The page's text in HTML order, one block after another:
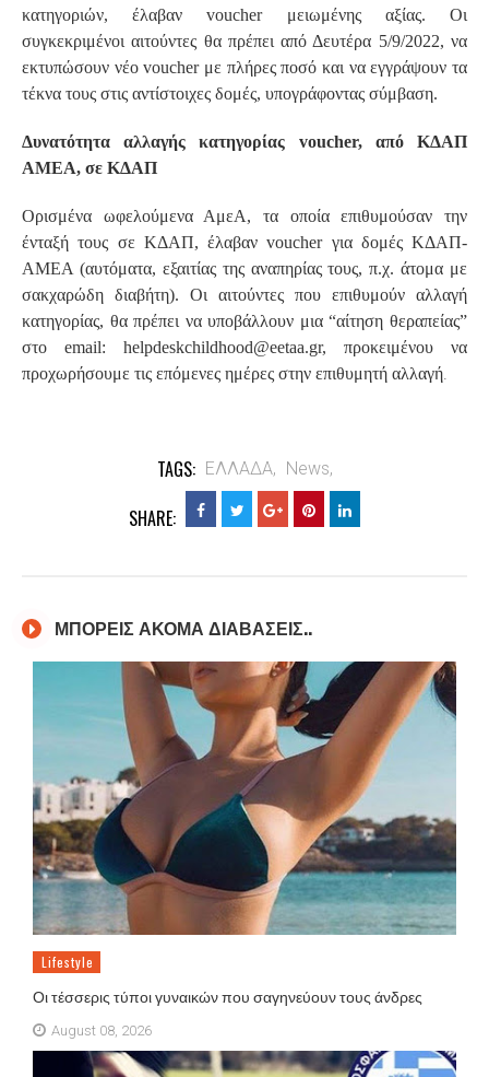
κατηγοριών, έλαβαν voucher μειωμένης αξίας. Oι
συγκεκριμένοι αιτούντες θα πρέπει από Δευτέρα 5/9/2022, να
εκτυπώσουν νέο voucher με πλήρες ποσό και να εγγράψουν τα
τέκνα τους στις αντίστοιχες δομές, υπογράφοντας σύμβαση.
Δυνατότητα αλλαγής κατηγορίας voucher, από ΚΔΑΠ
ΑΜΕΑ, σε ΚΔΑΠ
Ορισμένα ωφελούμενα ΑμεΑ, τα οποία επιθυμούσαν την
ένταξή τους σε ΚΔΑΠ, έλαβαν voucher για δομές ΚΔΑΠ-
ΑΜΕΑ (αυτόματα, εξαιτίας της αναπηρίας τους, π.χ. άτομα με
σακχαρώδη διαβήτη). Οι αιτούντες που επιθυμούν αλλαγή
κατηγορίας, θα πρέπει να υποβάλλουν μια “αίτηση θεραπείας”
στο email: helpdeskchildhood@eetaa.gr, προκειμένου να
προχωρήσουμε τις επόμενες ημέρες στην επιθυμητή αλλαγή.
TAGS: ΕΛΛΑΔΑ, News,
SHARE:
ΜΠΟΡΕΙΣ ΑΚΟΜΑ ΔΙΑΒΑΣΕΙΣ..
Lifestyle
Οι τέσσερις τύποι γυναικών που σαγηνεύουν τους άνδρες
August 08, 2026